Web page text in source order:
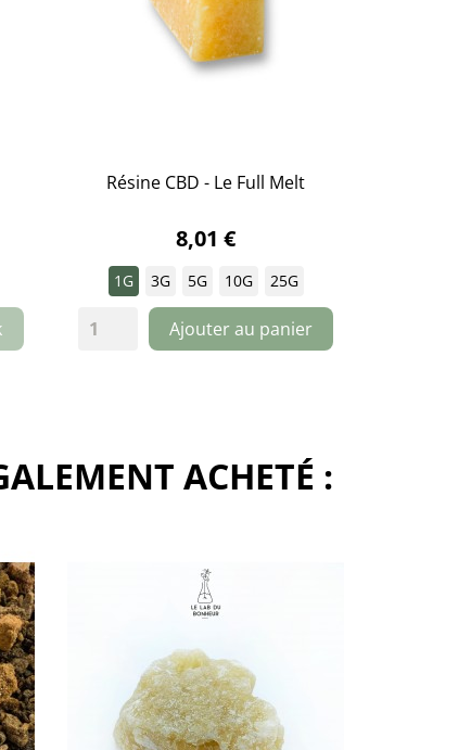
Résine CBD - Le Full Melt
8,01 €
1G 3G 5G 10G 25G
Ajouter au panier
ACHETÉ :